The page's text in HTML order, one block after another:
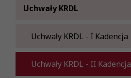
Uchwały KRDL
Uchwały KRDL - I Kadencja
Uchwały KRDL - II Kadencja